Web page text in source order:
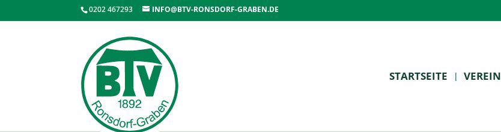
0202 467293 INFO@BTV-RONSDORF-GRABEN.DE
STARTSEITE VEREIN